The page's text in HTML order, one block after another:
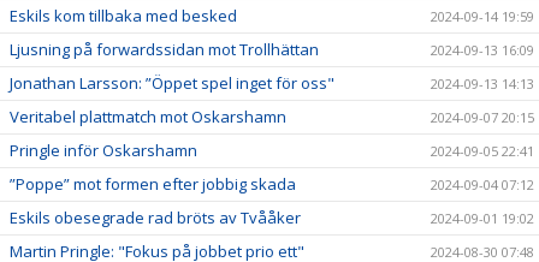
Eskils kom tillbaka med besked 2024-09-14 19:59
Ljusning på forwardssidan mot Trollhättan 2024-09-13 16:09
Jonathan Larsson: ”Öppet spel inget för oss" 2024-09-13 14:13
Veritabel plattmatch mot Oskarshamn 2024-09-07 20:15
Pringle inför Oskarshamn 2024-09-05 22:41
”Poppe” mot formen efter jobbig skada 2024-09-04 07:12
Eskils obesegrade rad bröts av Tvååker 2024-09-01 19:02
Martin Pringle: "Fokus på jobbet prio ett" 2024-08-30 07:48